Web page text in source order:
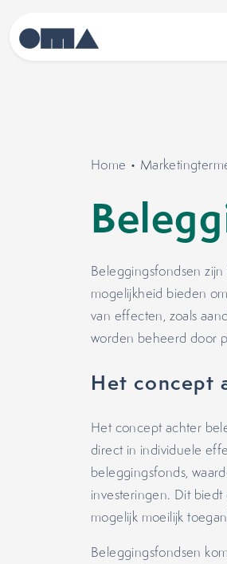
Home •
Beleggingsfondsen
mogelijkheid bieden
van effecten, zoals
worden beheerd door
Het concept
Het concept achter
direct in individuele
beleggingsfonds,
investeringen. Dit
mogelijk moeilijk
Beleggingsfondsen